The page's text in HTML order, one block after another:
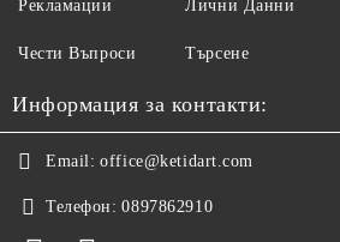
Рекламации
Чести Въпроси
Лични Данни
Търсене
Информация за контакти:
Email: office@ketidart.com
Телефон: 0897862910